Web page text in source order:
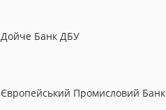
Дойче Банк ДБУ
Європейський Промисловий Банк